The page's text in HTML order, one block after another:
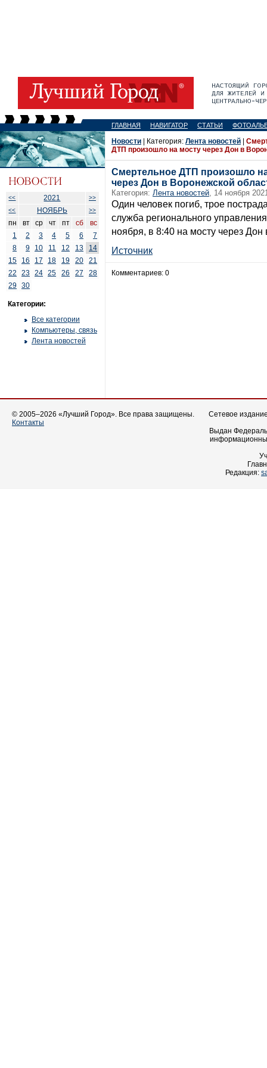
ГЛАВНАЯ НАВИГАТОР СТАТЬИ
<< 2021
>>
<<
НОЯБРЬ >>
пн вт ср чт пт сб
вс
1
2 3 4 5 6
7
8
9 10 11 12 13
14
15
16 17 18 19 20
21
22
23 24 25 26 27
28
29 30
Категории:
Все категории
Компьютеры, связь
Лента новостей
Новости | Категория: Лента новостей
ДТП произошло на мосту через Дон в
Смертельное ДТП произошло
через Дон в Воронежской
Категория: Лента новостей, 14 ноября
Один человек погиб, трое
служба регионального
ноября, в 8:40 на мосту через Дон
Источник
Комментариев: 0
© 2005–2026 «Лучший Город». Все права защищены.
Контакты
Сетевое
Выдан
Редакция: